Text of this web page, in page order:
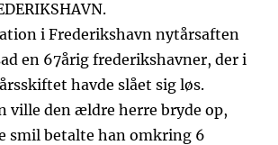
i Frederikshavn nytårsaften
en 67årig frederikshavner, der i
havde slået sig løs.
ville den ældre herre bryde op,
smil betalte han omkring 6